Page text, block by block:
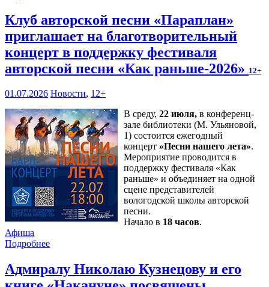
Клуб авторской песни «Параплан»
приглашает на благотворительный
концерт в поддержку фестиваля
авторской песни «Как раньше-2026» 12+
01.07.2026 Новости, 12+
В среду, 22 июля, в конференц-
зале библиотеки (М. Ульяновой,
1) состоится ежегодный
концерт «Песни нашего лета».
Мероприятие проводится в
поддержку фестиваля «Как
раньше» и объединяет на одной
сцене представителей
вологодской школы авторской
песни.
Начало в 18 часов.
Афиша
Подробнее
Адмиралу Николаю Кузнецову и его